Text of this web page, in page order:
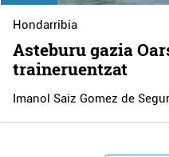
Hondarribia
Asteburu gazia
traineruentzat
Imanol Saiz Gomez de